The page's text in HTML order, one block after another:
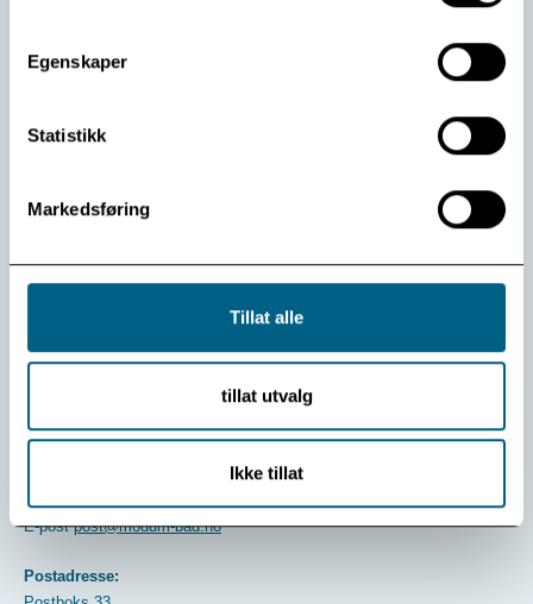
Egenskaper
Statistikk
Markedsføring
Tillat alle
tillat utvalg
Ikke tillat
Modum Bad tar i bruk et datastyrt medisinkabinett.
Vis flere Se arkiv
Telefon
E-postpost@modum-bad.no
Postadresse: